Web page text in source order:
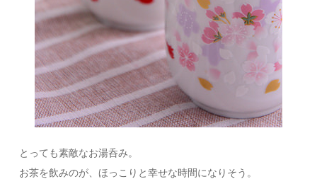
とっても素敵なお湯呑み。
お茶を飲みのが、ほっこりと幸せな時間になりそう。